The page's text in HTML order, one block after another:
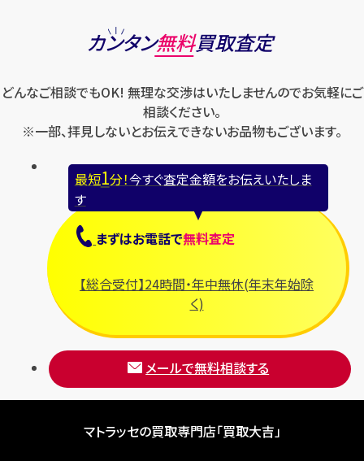
カンタン無料買取査定
どんなご相談でもOK! 無理な交渉はいたしませんのでお気軽にご
相談ください。
※一部、拝見しないとお伝えできないお品物もございます。
最短1分！今すぐ査定金額をお伝えいたしま
す
まずはお電話で無料査定
【総合受付】24時間・年中無休(年末年始除
く)
メールで無料相談する
マトラッセの買取専門店「買取大吉」